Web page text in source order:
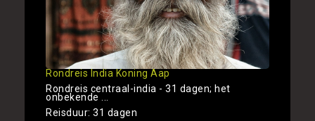
Rondreis India Koning Aap
Rondreis centraal-india - 31 dagen; het
onbekende ...
Reisduur: 31 dagen